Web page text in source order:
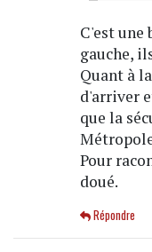
C'est une
gauche,
Quant à
d'arriver
que la
Pour
doué.
Répondre